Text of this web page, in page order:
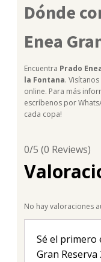
Dónde
Enea
Encuentra Prado
la Fontana.
online. Para más
escríbenos por
cada copa!
0/5 (0 Reviews)
No hay valoraciones
Sé el primero
Gran Reserva